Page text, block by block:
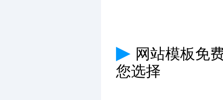
▶ 网站模板免
您选择